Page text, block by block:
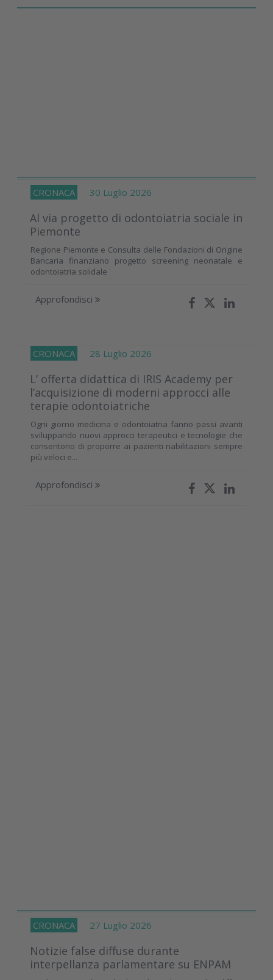
CRONACA 30 Luglio 2026
Al via progetto di odontoiatria sociale in
Piemonte
Regione Piemonte e Consulta delle Fondazioni di Origine
Bancaria finanziano progetto screening neonatale e
odontoiatria solidale
Approfondisci
CRONACA 28 Luglio 2026
L’ offerta didattica di IRIS Academy per
l’acquisizione di moderni approcci alle
terapie odontoiatriche
Ogni giorno medicina e odontoiatria fanno passi avanti
sviluppando nuovi approcci terapeutici e tecnologie che
consentono di proporre ai pazienti riabilitazioni sempre
più veloci e...
Approfondisci
CRONACA 27 Luglio 2026
Notizie false diffuse durante
interpellanza parlamentare su ENPAM